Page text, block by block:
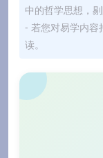
中的哲学思想，剔
- 若您对易学内容
读。